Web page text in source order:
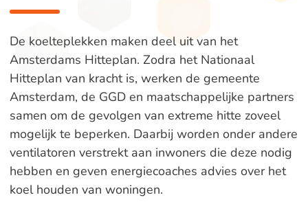
De koelteplekken maken deel uit van het
Amsterdams Hitteplan. Zodra het Nationaal
Hitteplan van kracht is, werken de gemeente
Amsterdam, de GGD en maatschappelijke partners
samen om de gevolgen van extreme hitte zoveel
mogelijk te beperken. Daarbij worden onder andere
ventilatoren verstrekt aan inwoners die deze nodig
hebben en geven energiecoaches advies over het
koel houden van woningen.